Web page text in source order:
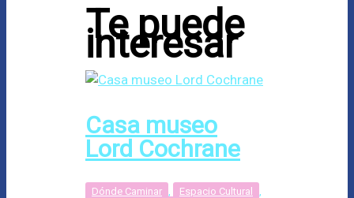
Te puede
interesar
Casa museo
Lord Cochrane
Dónde Caminar Espacio Cultural